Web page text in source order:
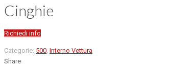
Cinghie
Richiedi info
Categorie: 500 Interno Vettura
Share